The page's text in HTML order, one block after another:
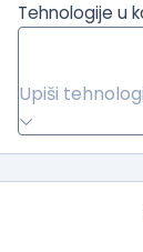
Tehnologije u
Upiši